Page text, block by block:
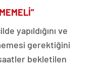
yapıldığını ve
gerektiğini
bekletilen